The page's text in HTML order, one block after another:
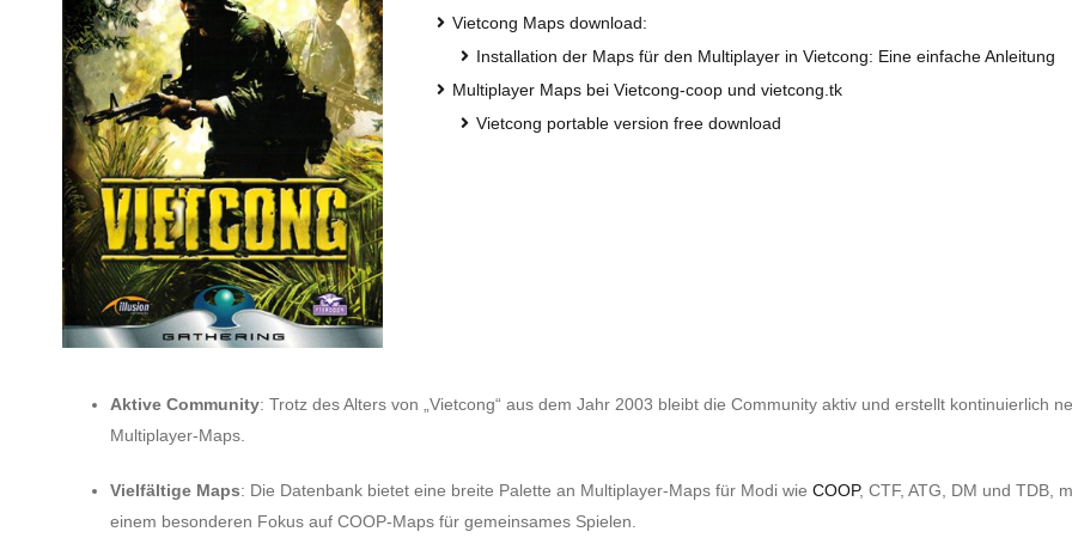
Vietcong Maps download:
Installation der Maps für den Multiplayer in Vietcong: Eine einfache Anleitung
Multiplayer Maps bei Vietcong-coop und vietcong.tk
Vietcong portable version free download
Aktive Community: Trotz des Alters von „Vietcong“ aus dem Jahr 2003 bleibt die Community aktiv und erstellt kontinuierlich
Multiplayer-Maps.
Vielfältige Maps: Die Datenbank bietet eine breite Palette an Multiplayer-Maps für Modi wie COOP, CTF, ATG, DM und TDB,
einem besonderen Fokus auf COOP-Maps für gemeinsames Spielen.